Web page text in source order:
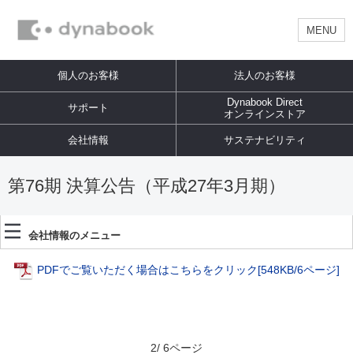
MENU
個人のお客様 法人のお客様
サポート
Dynabook Direct
オンラインストア
会社情報 サステナビリティ
第76期 決算公告（平成27年3月期）
会社情報のメニュー
PDFでご覧いただく場合はこちらをクリック[548KB/6ページ]
2/ 6ページ